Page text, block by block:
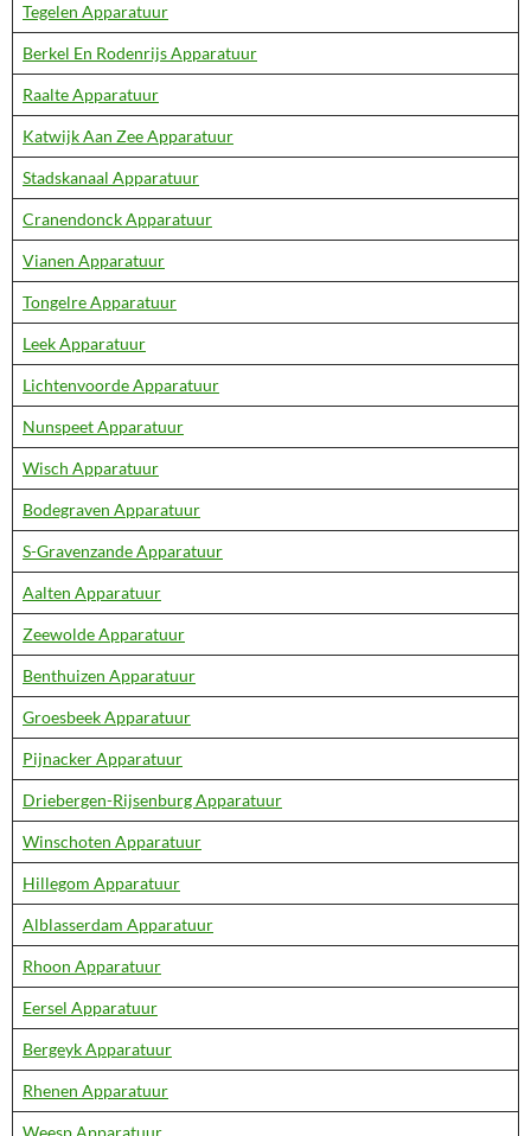
Tegelen Apparatuur
Berkel En Rodenrijs Apparatuur
Raalte Apparatuur
Katwijk Aan Zee Apparatuur
Stadskanaal Apparatuur
Cranendonck Apparatuur
Vianen Apparatuur
Tongelre Apparatuur
Leek Apparatuur
Lichtenvoorde Apparatuur
Nunspeet Apparatuur
Wisch Apparatuur
Bodegraven Apparatuur
S-Gravenzande Apparatuur
Aalten Apparatuur
Zeewolde Apparatuur
Benthuizen Apparatuur
Groesbeek Apparatuur
Pijnacker Apparatuur
Driebergen-Rijsenburg Apparatuur
Winschoten Apparatuur
Hillegom Apparatuur
Alblasserdam Apparatuur
Rhoon Apparatuur
Eersel Apparatuur
Bergeyk Apparatuur
Rhenen Apparatuur
Weesp Apparatuur